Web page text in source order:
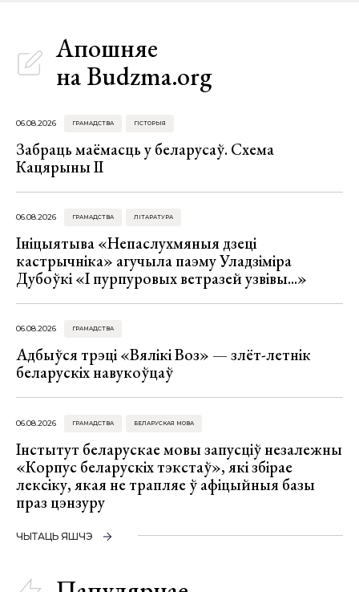
Апошняе
на Budzma.org
06.08.2026 ГРАМАДСТВА ГІСТОРЫЯ
Забраць маёмасць у беларусаў. Схема
Кацярыны ІІ
06.08.2026 ГРАМАДСТВА ЛІТАРАТУРА
Ініцыятыва «Непаслухмяныя дзеці
кастрычніка» агучыла паэму Уладзіміра
Дубоўкі «І пурпуровых ветразей узвівы...»
06.08.2026 ГРАМАДСТВА
Адбыўся трэці «Вялікі Воз» — злёт-летнік
беларускіх навукоўцаў
06.08.2026 ГРАМАДСТВА БЕЛАРУСКАЯ МОВА
Інстытут беларускае мовы запусціў незалежны
«Корпус беларускіх тэкстаў», які збірае
лексіку, якая не трапляе ў афіцыйныя базы
праз цэнзуру
ЧЫТАЦЬ ЯШЧЭ